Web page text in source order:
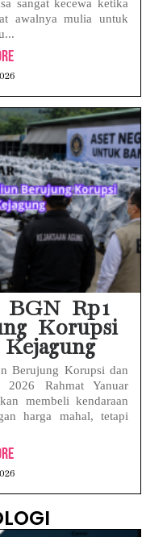
sangat kecewa ketika
awalnya mulia untuk
Rp1
Korupsi
Berujung Korupsi dan
Rahmat Yanuar
membeli kendaraan
harga mahal, tetapi